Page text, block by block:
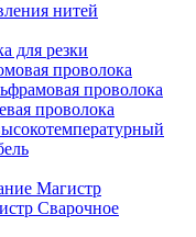
нитей
для резки
проволока
проволока
проволока
Магистр
Сварочное